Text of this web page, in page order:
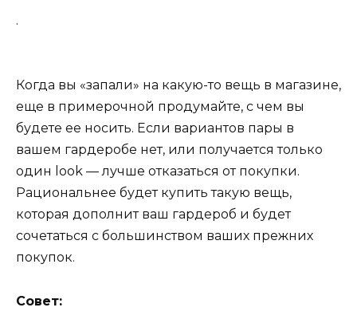
‬.
Когда вы «запали» на какую-то вещь в магазине,
еще в примерочной продумайте, с чем вы
будете ее носить. Если вариантов пары в
вашем гардеробе нет, или получается только
один look — лучше отказаться от покупки.
Рациональнее будет купить такую вещь,
которая дополнит ваш гардероб и будет
сочетаться с большинством ваших прежних
покупок.
Cовет: